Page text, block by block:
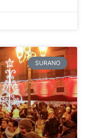
SURANO